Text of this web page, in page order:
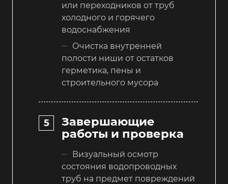
или переходников от труб
холодного и горячего
водоснабжения
Очистка внутренней
полости ниши от остатков
герметика, пены и
строительного мусора
Завершающие
работы и проверка
Визуальный осмотр
состояния водопроводных
труб на предмет повреждений